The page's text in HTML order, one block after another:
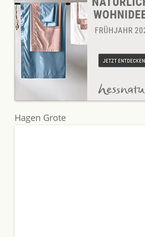
Hagen Grote